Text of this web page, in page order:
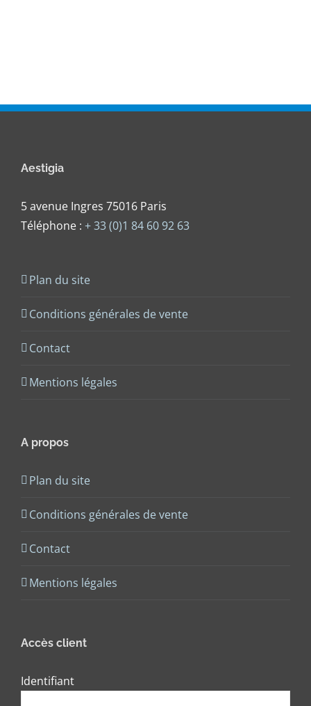
Aestigia
5 avenue Ingres 75016 Paris
Téléphone : + 33 (0)1 84 60 92 63
Plan du site
Conditions générales de vente
Contact
Mentions légales
A propos
Plan du site
Conditions générales de vente
Contact
Mentions légales
Accès client
Identifiant